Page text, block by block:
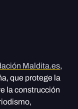
Maldita.es,
que protege la
la construcción